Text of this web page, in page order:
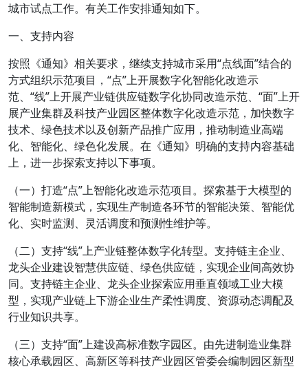
城市试点工作。有关工作安排通知如下。
一、支持内容
按照《通知》相关要求，继续支持城市采用“点线面”结合的
方式组织示范项目，“点”上开展数字化智能化改造示
范、“线”上开展产业链供应链数字化协同改造示范、“面”上开
展产业集群及科技产业园区整体数字化改造示范，加快数字
技术、绿色技术以及创新产品推广应用，推动制造业高端
化、智能化、绿色化发展。在《通知》明确的支持内容基础
上，进一步探索支持以下事项。
（一）打造“点”上智能化改造示范项目。探索基于大模型的
智能制造新模式，实现生产制造各环节的智能决策、智能优
化、实时监测、灵活调度和预测性维护等。
（二）支持“线”上产业链整体数字化转型。支持链主企业、
龙头企业建设智慧供应链、绿色供应链，实现企业间高效协
同。支持链主企业、龙头企业探索应用垂直领域工业大模
型，实现产业链上下游企业生产柔性调度、资源动态调配及
行业知识共享。
（三）支持“面”上建设高标准数字园区。由先进制造业集群
核心承载园区、高新区等科技产业园区管委会编制园区新型